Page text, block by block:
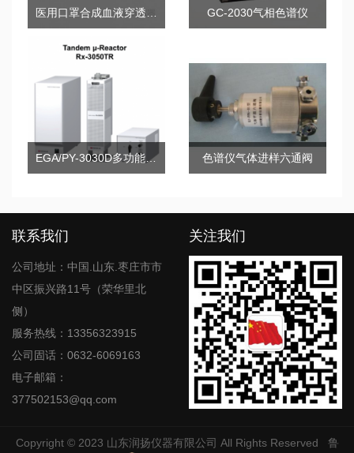
GC-2030气相色谱仪
EGA/PY-3030D多功能热脱附/热裂解器 色谱仪气体进样六通阀
联系我们
公司地址：中国.山东.枣庄市市
中区振兴路11号（荣华里北
侧）
服务热线：13356323915
公司固话：0632-6069163
电子邮箱：
377502153@qq.com
关注我们
Copyright © 2023 山东润扬仪器有限公司 All Rights Reserved 鲁